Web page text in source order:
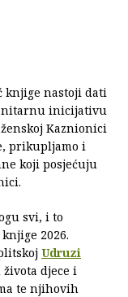
knjige nastoji dati
inicijativu
Kaznionici
prikupljamo i
koji posjećuju
svi, i to
2026.
Udruzi
djece i
te njihovih